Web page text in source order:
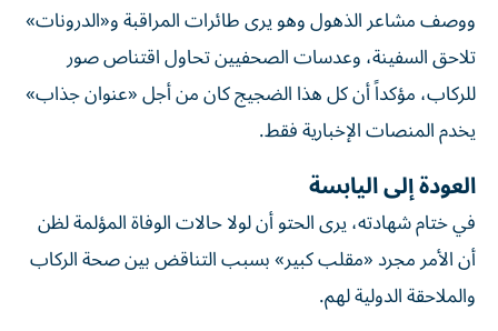
ووصف مشاعر الذهول وهو يرى طائرات المراقبة و«الدرونات»
تلاحق السفينة، وعدسات الصحفيين تحاول اقتناص صور
للركاب، مؤكداً أن كل هذا الضجيج كان من أجل «عنوان جذاب»
يخدم المنصات الإخبارية فقط.
العودة إلى اليابسة
في ختام شهادته، يرى الحتو أن لولا حالات الوفاة المؤلمة لظن
أن الأمر مجرد «مقلب كبير» بسبب التناقض بين صحة الركاب
والملاحقة الدولية لهم.